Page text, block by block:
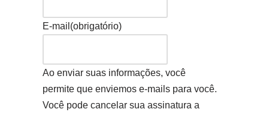
E-mail (obrigatório)
Ao enviar suas informações, você
permite que enviemos e-mails para você.
Você pode cancelar sua assinatura a